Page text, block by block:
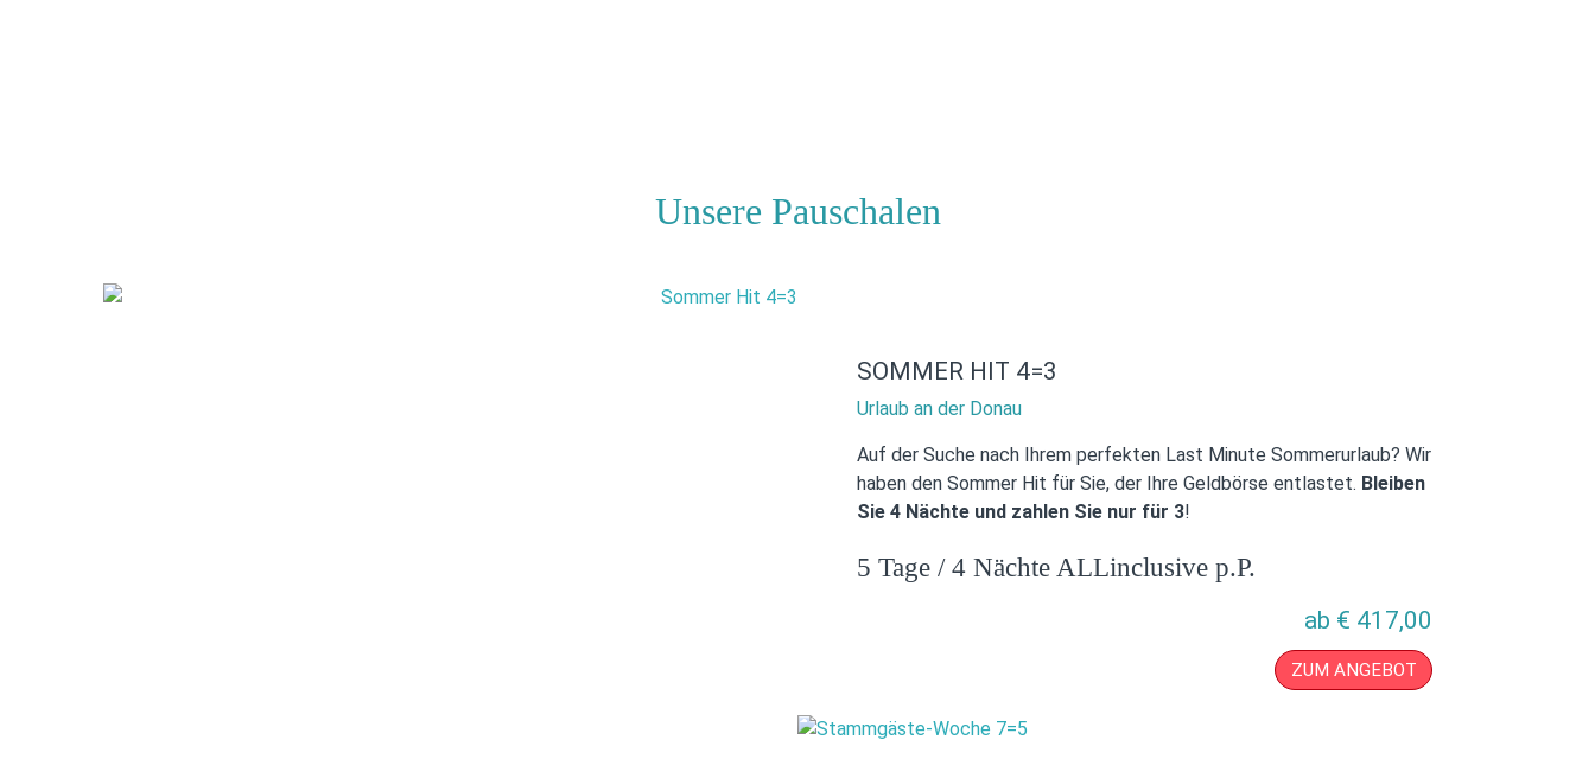
Unsere Pauschalen
SOMMER HIT 4=3
Urlaub an der Donau
Auf der Suche nach Ihrem perfekten Last Minute Sommerurlaub? Wir
haben den Sommer Hit für Sie, der Ihre Geldbörse entlastet. Bleiben
Sie 4 Nächte und zahlen Sie nur für 3!
5 Tage / 4 Nächte ALLinclusive p.P.
ab € 417,00
ZUM ANGEBOT